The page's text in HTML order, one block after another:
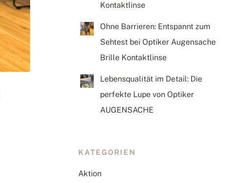
Kontaktlinse
Ohne Barrieren: Entspannt zum
Sehtest bei Optiker Augensache
Brille Kontaktlinse
Lebensqualität im Detail: Die
perfekte Lupe von Optiker
AUGENSACHE
KATEGORIEN
Aktion